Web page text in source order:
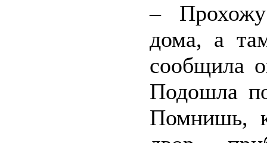
– Прохожу
дома, а
сообщила
Подошла
Помнишь,